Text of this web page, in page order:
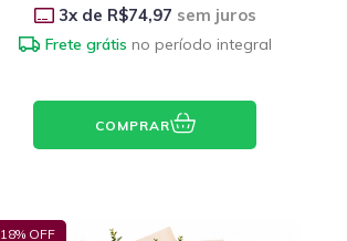
3x de R$74,97 sem juros
Frete grátis no período integral
COMPRAR
18% OFF